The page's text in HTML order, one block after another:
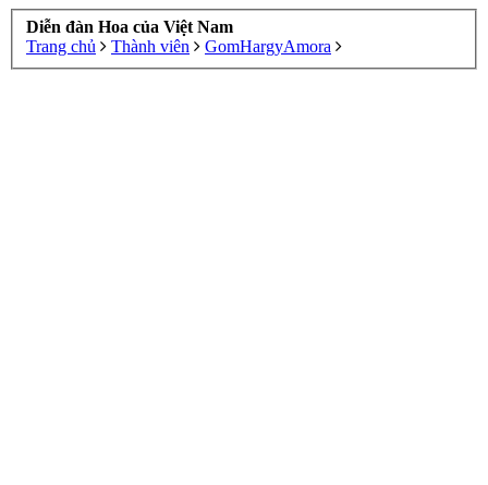
Diễn đàn Hoa của Việt Nam
Trang chủ
Thành viên GomHargyAmora